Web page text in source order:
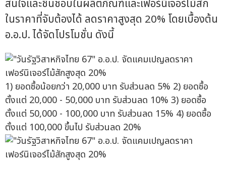
สนใจและชื่นชอบในผลิตภัณฑ์และเฟอร์นิเจอร์ไม้สัก
ในราคาที่จับต้องได้ ลดราคาสูงสุด 20% โดยเบื้องต้น
อ.อ.ป. ได้จัดโปรโมชั่น ดังนี้
1) ยอดซื้อน้อยกว่า 20,000 บาท รับส่วนลด 5% 2) ยอดซื้อ
ตั้งแต่ 20,000 - 50,000 บาท รับส่วนลด 10% 3) ยอดซื้อ
ตั้งแต่ 50,000 - 100,000 บาท รับส่วนลด 15% 4) ยอดซื้อ
ตั้งแต่ 100,000 ขึ้นไป รับส่วนลด 20%